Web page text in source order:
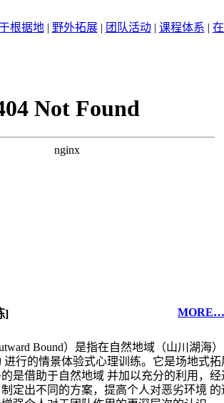
根据地| 野外拓展| 团队活动| 课程体系 |
]
Bound）是指在自然地域（山川湖海
进行的情景体验式心理训练。它是场地式拓
是借助于自然地域 并加以充分的利用，经
定出不同的方案，提高个人对恶劣环境 的